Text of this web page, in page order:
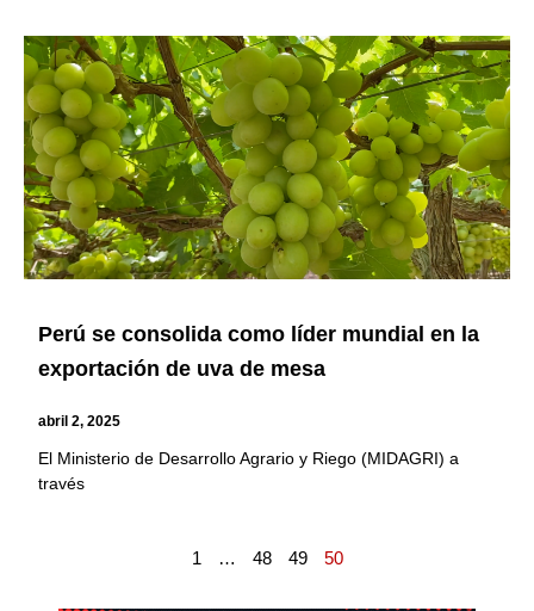
Perú se consolida como líder mundial en la
exportación de uva de mesa
abril 2, 2025
El Ministerio de Desarrollo Agrario y Riego (MIDAGRI) a
través
1 … 48 49 50